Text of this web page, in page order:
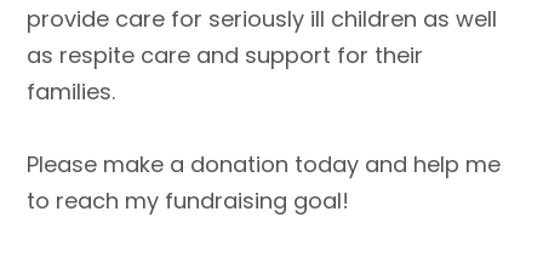
provide care for seriously ill children as well
as respite care and support for their
families.
Please make a donation today and help me
to reach my fundraising goal!